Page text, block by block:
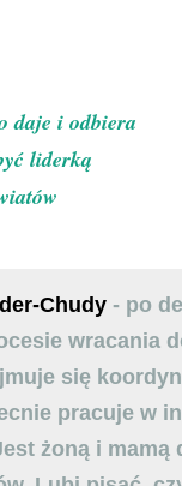
daje i odbiera
liderką
Chudy - po
wracania
się
pracuje w
żoną i mamą